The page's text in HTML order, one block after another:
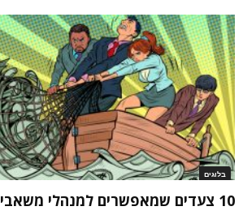
בלוגים
10 צעדים שמאפשרים למנהלי